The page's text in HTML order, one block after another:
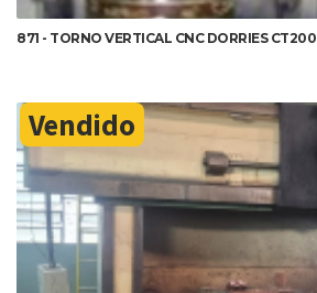
871 - TORNO VERTICAL CNC DORRIES CT200
Vendido
DETALHES